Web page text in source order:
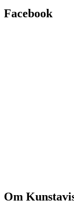
Facebook
Om